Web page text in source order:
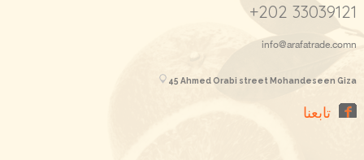
+202 33039121
info@arafatrade.comn
45 Ahmed Orabi street Mohandeseen Giza
تابعنا